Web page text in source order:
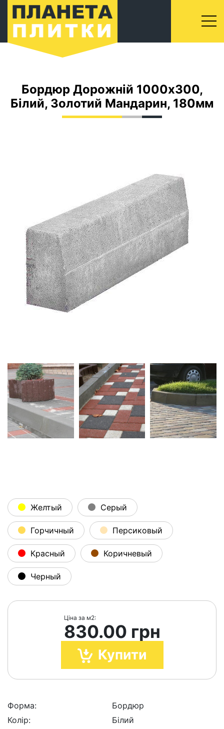
Бордюр Дорожній 1000x300,
Білий, Золотий Мандарин, 180мм
Желтый Серый
Горчичный Персиковый
Красный Коричневый
Черный
Ціна за м2:
830.00 грн
Купити
Форма:
Бордюр
Колір:
Білий